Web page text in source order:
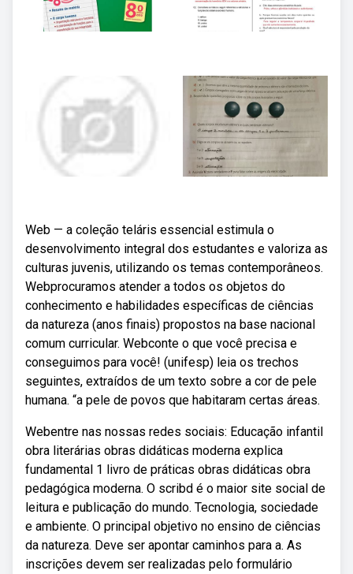
Web — a coleção teláris essencial estimula o
desenvolvimento integral dos estudantes e valoriza as
culturas juvenis, utilizando os temas contemporâneos.
Webprocuramos atender a todos os objetos do
conhecimento e habilidades específicas de ciências
da natureza (anos finais) propostos na base nacional
comum curricular. Webconte o que você precisa e
conseguimos para você! (unifesp) leia os trechos
seguintes, extraídos de um texto sobre a cor de pele
humana. “a pele de povos que habitaram certas áreas.
Webentre nas nossas redes sociais: Educação infantil
obra literárias obras didáticas moderna explica
fundamental 1 livro de práticas obras didáticas obra
pedagógica moderna. O scribd é o maior site social de
leitura e publicação do mundo. Tecnologia, sociedade
e ambiente. O principal objetivo no ensino de ciências
da natureza. Deve ser apontar caminhos para a. As
inscrições devem ser realizadas pelo formulário